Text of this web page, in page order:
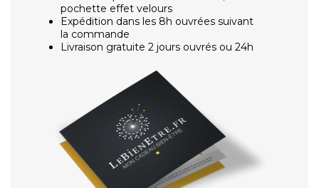
pochette effet velours
Expédition dans les 8h ouvrées suivant
la commande
Livraison gratuite 2 jours ouvrés ou 24h